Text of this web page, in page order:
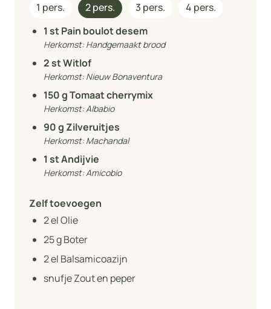
1 pers. 2 pers. 3 pers.
4 pers.
1 st Pain boulot desem
Herkomst:Handgemaakt brood
2st Witlof
Herkomst:Nieuw Bonaventura
150g Tomaat cherrymix
Herkomst:Albabio
90g Zilveruitjes
Herkomst:Machandal
1 st Andijvie
Herkomst:Amicobio
Zelf toevoegen
2el Olie
25g Boter
2el Balsamicoazijn
snufje Zout en peper